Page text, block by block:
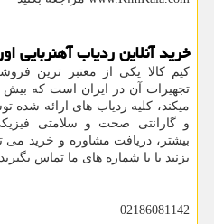
خرید آنلاین ردیاب آهنربایی
کیم کالا یکی از معتبر ترین
تجهیرات آن در ایران است که بیش
میکند، کلیه ردیاب های ارائه شده
و گارانتی صحت و سلامتی
بیشتر، دریافت مشاوره و خرید می
بزنید یا با شماره های ما تماس
02186081142